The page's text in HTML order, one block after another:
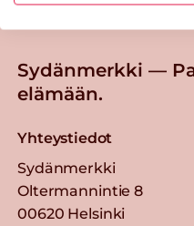
Sydänmerkki —
elämään.
Yhteystiedot
Sydänmerkki
Oltermannintie 8
00620 Helsinki